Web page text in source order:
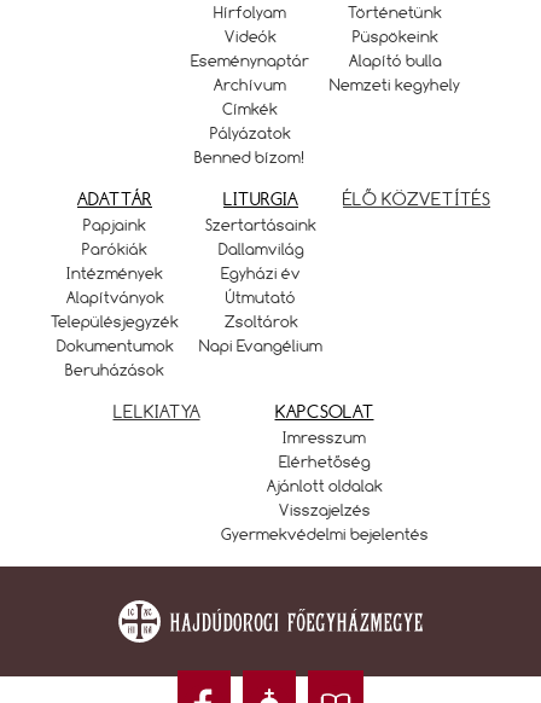
Hírfolyam
Videók
Eseménynaptár
Archívum
Címkék
Pályázatok
Benned bízom!
Történetünk
Püspökeink
Alapító bulla
Nemzeti kegyhely
ADATTÁR
Papjaink
Parókiák
Intézmények
Alapítványok
Településjegyzék
Dokumentumok
Beruházások
LITURGIA
Szertartásaink
Dallamvilág
Egyházi év
Útmutató
Zsoltárok
Napi Evangélium
ÉLŐ KÖZVETÍTÉS
LELKIATYA KAPCSOLAT
Imresszum
Elérhetőség
Ajánlott oldalak
Visszajelzés
Gyermekvédelmi bejelentés